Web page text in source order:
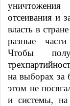
отсеивания и
власть в
разные
Чтобы
на выборах за
этом не
и системы,